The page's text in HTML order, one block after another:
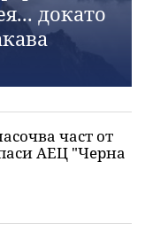
докато
част от
АЕЦ "Черна